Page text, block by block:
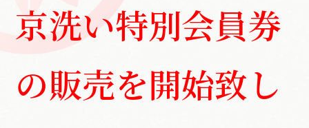
京洗い特別会員券
の販売を開始致し